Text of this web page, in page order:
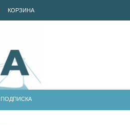
КОРЗИНА
ПОДПИСКА